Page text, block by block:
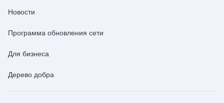
Новости
Программа обновления сети
Для бизнеса
Дерево добра